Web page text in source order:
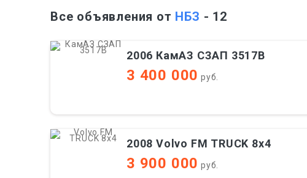
Все объявления от НБЗ - 12
2006 КамАЗ СЗАП 3517В
3 400 000 руб.
2008 Volvo FM TRUCK 8x4
3 900 000 руб.